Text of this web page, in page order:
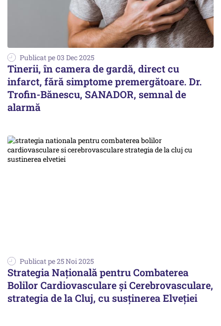
Publicat pe 03 Dec 2025
Tinerii, în camera de gardă, direct cu
infarct, fără simptome premergătoare. Dr.
Trofin-Bănescu, SANADOR, semnal de
alarmă
Publicat pe 25 Noi 2025
Strategia Națională pentru Combaterea
Bolilor Cardiovasculare și Cerebrovasculare,
strategia de la Cluj, cu susținerea Elveției